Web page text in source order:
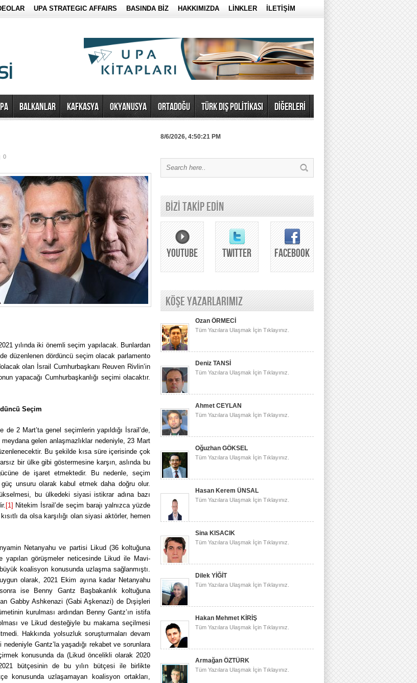
UPA STRATEGIC AFFAIRS BASINDA BİZ HAKKIMIZDA LİNKLER İLETİŞİM
BALKANLAR KAFKASYA OKYANUSYA ORTADOĞU TÜRK DIŞ POLİTİKASI DİĞERLERİ
0
yılında iki önemli seçim yapılacak. Bunlardan
düzenlenen dördüncü seçim olacak parlamento
olan İsrail Cumhurbaşkanı Reuven Rivlin’in
yapacağı Cumhurbaşkanlığı seçimi olacaktır.
Seçim
2 Mart’ta genel seçimlerin yapıldığı İsrail’de,
gelen anlaşmazlıklar nedeniyle, 23 Mart
Bu şekilde kısa süre içerisinde çok
bir ülke gibi göstermesine karşın, aslında bu
de işaret etmektedir. Bu nedenle, seçim
unsuru olarak kabul etmek daha doğru olur.
bu ülkedeki siyasi istikrar adına bazı
[1] Nitekim İsrail’de seçim barajı yalnızca yüzde
da olsa karşılığı olan siyasi aktörler, hemen
Netanyahu ve partisi Likud (36 koltuğuna
yapılan görüşmeler neticesinde Likud ile Mavi-
koalisyon konusunda uzlaşma sağlanmıştı.
olarak, 2021 Ekim ayına kadar Netanyahu
ise Benny Gantz Başbakanlık koltuğuna
Gabby Ashkenazi (Gabi Aşkenazi) de Dışişleri
kurulması ardından Benny Gantz’ın istifa
ve Likud desteğiyle bu makama seçilmesi
Hakkında yolsuzluk soruşturmaları devam
Gantz’la yaşadığı rekabet ve sorunlara
konusunda da (Likud öncelikli olarak 2020
bütçesinin de bu yılın bütçesi ile birlikte
konusunda uzlaşamayan koalisyon ortakları,
8/6/2026, 4:50:21 PM
BİZİ TAKİP EDİN
YOUTUBE TWITTER FACEBOOK
KÖŞE YAZARLARIMIZ
Ozan ÖRMECİ
Tüm Yazılara Ulaşmak İçin Tıklayınız.
Deniz TANSİ
Tüm Yazılara Ulaşmak İçin Tıklayınız.
Ahmet CEYLAN
Tüm Yazılara Ulaşmak İçin Tıklayınız.
Oğuzhan GÖKSEL
Tüm Yazılara Ulaşmak İçin Tıklayınız.
Hasan Kerem ÜNSAL
Tüm Yazılara Ulaşmak İçin Tıklayınız.
Sina KISACIK
Tüm Yazılara Ulaşmak İçin Tıklayınız.
Dilek YİĞİT
Tüm Yazılara Ulaşmak İçin Tıklayınız.
Hakan Mehmet KİRİŞ
Tüm Yazılara Ulaşmak İçin Tıklayınız.
Armağan ÖZTÜRK
Tüm Yazılara Ulaşmak İçin Tıklayınız.